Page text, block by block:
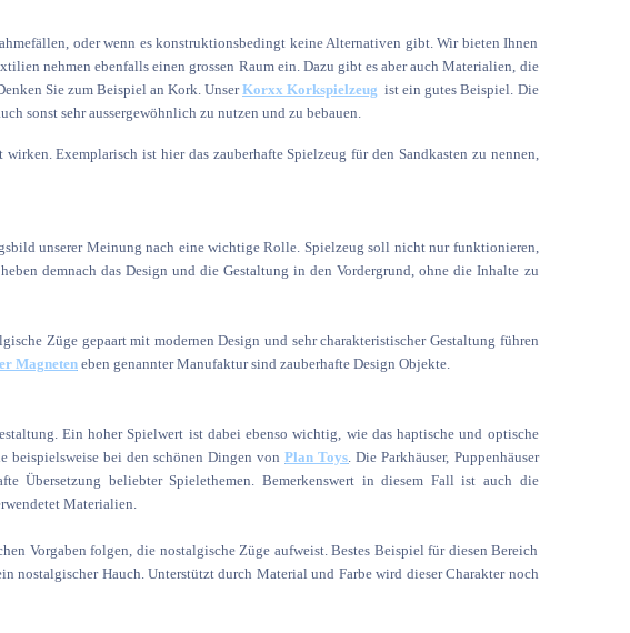
oder wenn es konstruktionsbedingt keine Alternativen gibt. Wir bieten Ihnen
nehmen ebenfalls einen grossen Raum ein. Dazu gibt es aber auch Materialien, die
Sie zum Beispiel an Kork. UnserKorxx Korkspielzeug ist ein gutes Beispiel. Die
sonst sehr aussergewöhnlich zu nutzen und zu bebauen.
Exemplarisch ist hier das zauberhafte Spielzeug für den Sandkasten zu nennen,
unserer Meinung nach eine wichtige Rolle. Spielzeug soll nicht nur funktionieren,
demnach das Design und die Gestaltung in den Vordergrund, ohne die Inhalte zu
Züge gepaart mit modernen Design und sehr charakteristischer Gestaltung führen
Magneteneben genannter Manufaktur sind zauberhafte Design Objekte.
Ein hoher Spielwert ist dabei ebenso wichtig, wie das haptische und optische
beispielsweise bei den schönen Dingen vonPlan Toys. Die Parkhäuser, Puppenhäuser
Übersetzung beliebter Spielethemen. Bemerkenswert in diesem Fall ist auch die
Materialien.
Vorgaben folgen, die nostalgische Züge aufweist. Bestes Beispiel für diesen Bereich
nostalgischer Hauch. Unterstützt durch Material und Farbe wird dieser Charakter noch